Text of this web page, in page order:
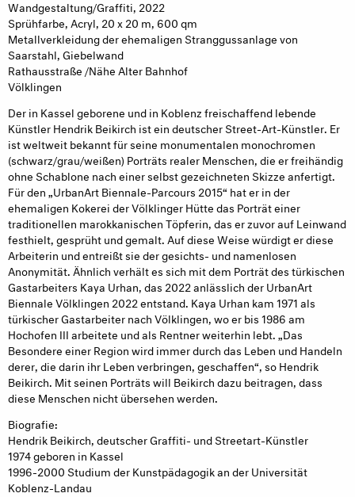
Wandgestaltung/Graffiti, 2022
Sprühfarbe, Acryl, 20 x 20 m, 600 qm
Metallverkleidung der ehemaligen Stranggussanlage von
Saarstahl, Giebelwand
Rathausstraße /Nähe Alter Bahnhof
Völklingen
Der in Kassel geborene und in Koblenz freischaffend lebende
Künstler Hendrik Beikirch ist ein deutscher Street-Art-Künstler. Er
ist weltweit bekannt für seine monumentalen monochromen
(schwarz/grau/weißen) Porträts realer Menschen, die er freihändig
ohne Schablone nach einer selbst gezeichneten Skizze anfertigt.
Für den „UrbanArt Biennale-Parcours 2015“ hat er in der
ehemaligen Kokerei der Völklinger Hütte das Porträt einer
traditionellen marokkanischen Töpferin, das er zuvor auf Leinwand
festhielt, gesprüht und gemalt. Auf diese Weise würdigt er diese
Arbeiterin und entreißt sie der gesichts- und namenlosen
Anonymität. Ähnlich verhält es sich mit dem Porträt des türkischen
Gastarbeiters Kaya Urhan, das 2022 anlässlich der UrbanArt
Biennale Völklingen 2022 entstand. Kaya Urhan kam 1971 als
türkischer Gastarbeiter nach Völklingen, wo er bis 1986 am
Hochofen III arbeitete und als Rentner weiterhin lebt. „Das
Besondere einer Region wird immer durch das Leben und Handeln
derer, die darin ihr Leben verbringen, geschaffen“, so Hendrik
Beikirch. Mit seinen Porträts will Beikirch dazu beitragen, dass
diese Menschen nicht übersehen werden.
Biografie:
Hendrik Beikirch, deutscher Graffiti- und Streetart-Künstler
1974 geboren in Kassel
1996-2000 Studium der Kunstpädagogik an der Universität
Koblenz-Landau